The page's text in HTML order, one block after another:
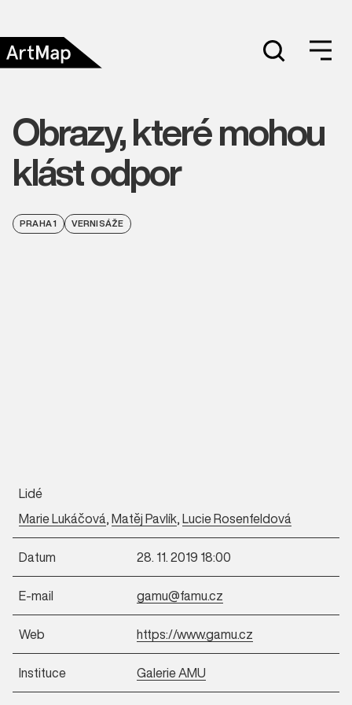
Obrazy, které mohou
klást odpor
PRAHA 1 VERNISÁŽE
Lidé
Marie Lukáčová,Matěj Pavlík,Lucie Rosenfeldová
Datum 28. 11. 2019 18:00
E-mail gamu@famu.cz
Web https://www.gamu.cz
Instituce Galerie AMU